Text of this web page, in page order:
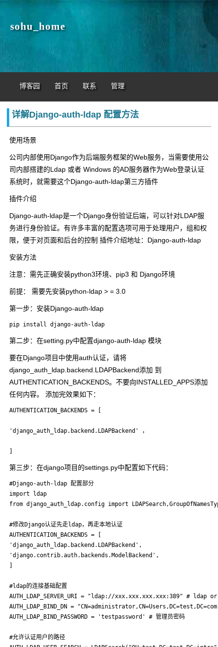
sohu_home
博客园 首页 联系 管理
详解Django-auth-ldap 配置方法
使用场景
公司内部使用Django作为后端服务框架的Web服务，当需要使用公
司内部搭建的Ldap 或者 Windows 的AD服务器作为Web登录认证
系统时，就需要这个Django-auth-ldap第三方插件
插件介绍
Django-auth-ldap是一个Django身份验证后端，可以针对LDAP服
务进行身份验证。有许多丰富的配置选项可用于处理用户，组和权
限，便于对页面和后台的控制 插件介绍地址：Django-auth-ldap
安装方法
注意：需先正确安装python3环境、pip3 和 Django环境
前提： 需要先安装python-ldap > = 3.0
第一步：安装Django-auth-ldap
pip install django-auth-ldap
第二步：在setting.py中配置django-auth-ldap 模块
要在Django项目中使用auth认证，请将
django_auth_ldap.backend.LDAPBackend添加 到
AUTHENTICATION_BACKENDS。不要向INSTALLED_APPS添加
任何内容。 添加完效果如下：
AUTHENTICATION_BACKENDS = [
'django_auth_ldap.backend.LDAPBackend' ，
第三步：在django项目的settings.py中配置如下代码：
#Django-auth-ldap 配置部分
import ldap
from django_auth_ldap.config import
#修改Django认证先走ldap，再走本地认证
AUTHENTICATION_BACKENDS = [
'django_auth_ldap.backend.LDAPBackend',
'django.contrib.auth.backends.ModelBackend',
#ldap的连接基础配置
AUTH_LDAP_SERVER_URI = "ldap://xxx.xxx.xxx.xxx:389" # ldap or
AUTH_LDAP_BIND_DN =
AUTH_LDAP_BIND_PASSWORD = 'testpassword' # 管理员密码
#允许认证用户的路径